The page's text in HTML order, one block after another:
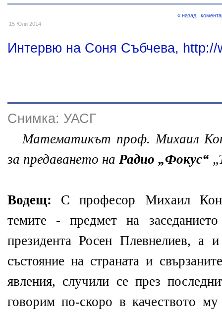
15 Юли 2014
« назад
Интервю на Соня Събчева, http://
Снимка: УАСГ
Математикът проф. Михаил
за предаването на Радио „Фокус“
Водещ: С професор Михаил
темите - предмет на
президента Росен Плевнелиев, а
състояние на страната и
явления, случили се през
говорим по-скоро в качеството му